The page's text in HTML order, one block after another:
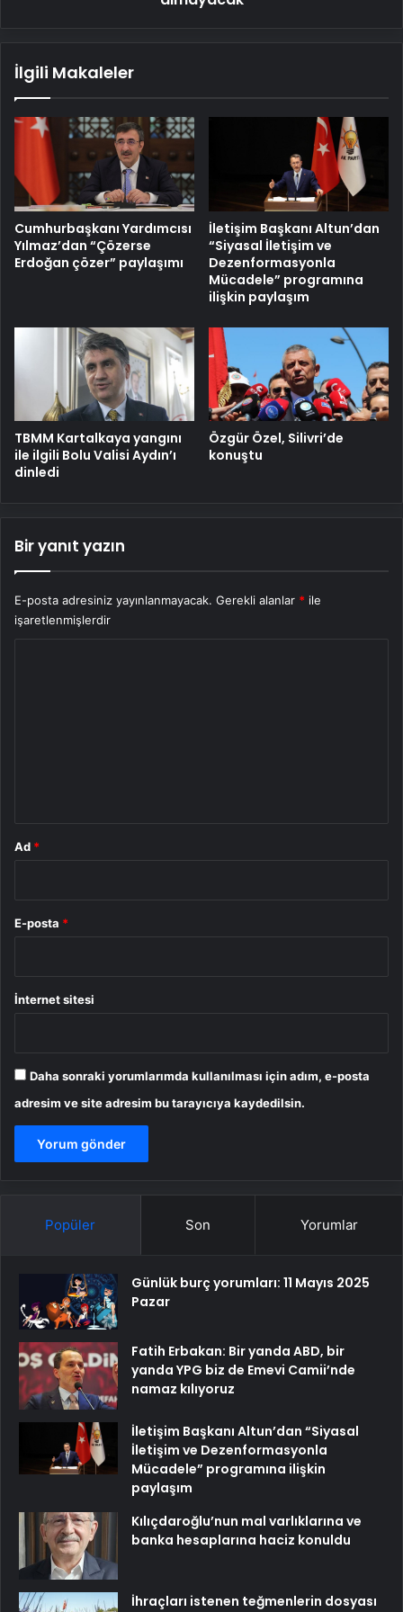
İlgili Makaleler
Cumhurbaşkanı Yardımcısı
Yılmaz’dan “Çözerse
Erdoğan çözer” paylaşımı
İletişim Başkanı Altun’dan
“Siyasal İletişim ve
Dezenformasyonla
Mücadele” programına
ilişkin paylaşım
TBMM Kartalkaya yangını
ile ilgili Bolu Valisi Aydın’ı
dinledi
Özgür Özel, Silivri’de
konuştu
Bir yanıt yazın
E-posta adresiniz yayınlanmayacak. Gerekli alanlar * ile
işaretlenmişlerdir
Ad *
E-posta *
İnternet sitesi
Daha sonraki yorumlarımda kullanılması için adım, e-posta
adresim ve site adresim bu tarayıcıya kaydedilsin.
Popüler Son Yorumlar
Günlük burç yorumları: 11 Mayıs 2025
Pazar
Fatih Erbakan: Bir yanda ABD, bir
yanda YPG biz de Emevi Camii’nde
namaz kılıyoruz
İletişim Başkanı Altun’dan “Siyasal
İletişim ve Dezenformasyonla
Mücadele” programına ilişkin
paylaşım
Kılıçdaroğlu’nun mal varlıklarına ve
banka hesaplarına haciz konuldu
İhraçları istenen teğmenlerin dosyası